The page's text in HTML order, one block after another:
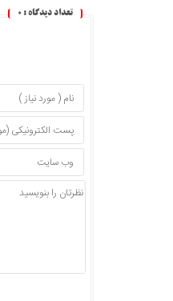
تعداد دیدگاه : 0